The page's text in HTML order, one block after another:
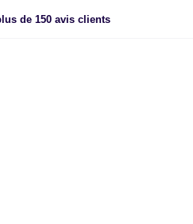
de 150 avis clients